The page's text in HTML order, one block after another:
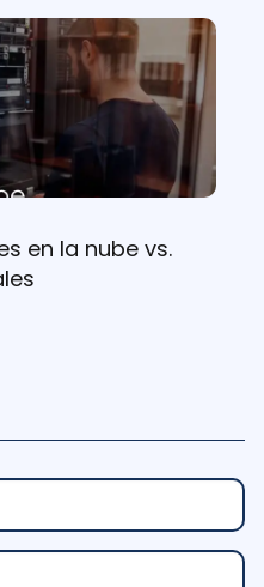
en la nube vs.